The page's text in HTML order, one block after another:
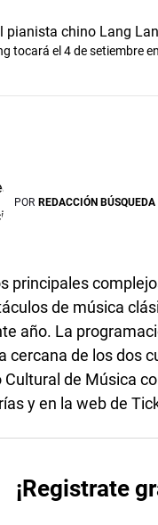
tocará el 4 de setiembre
POR REDACCIÓN BÚSQUEDA
principales
de música
año. La
cercana de los dos
Cultural de Música
y en la web de
¡Registrate